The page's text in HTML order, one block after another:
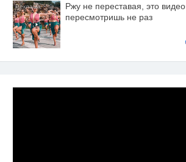
Ржу не переставая, это видео
пересмотришь не раз